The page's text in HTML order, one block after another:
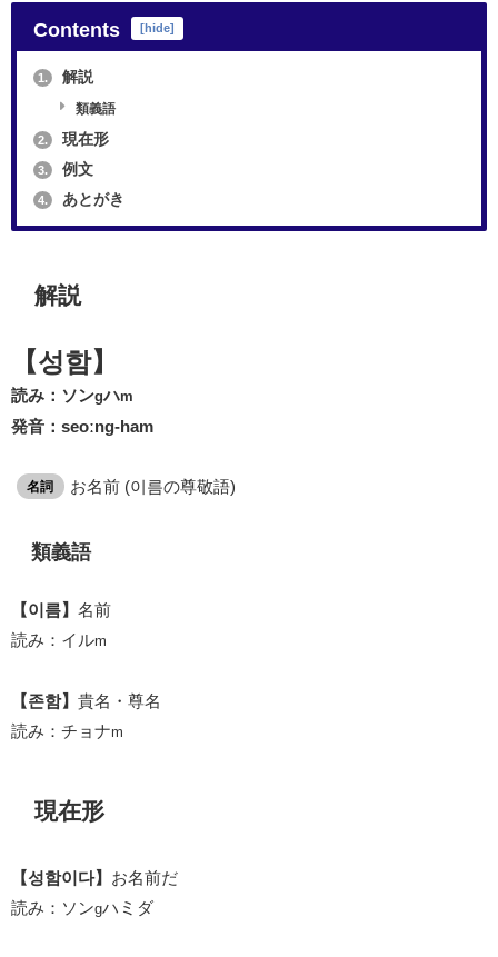
Contents [hide]
1. 解説
類義語
2. 現在形
3. 例文
4. あとがき
解説
【성함】
読み：ソンgハm
発音：seoːng-ham
名詞 お名前 (이름の尊敬語)
類義語
【이름】 名前
読み：イルm
【존함】 貴名・尊名
読み：チョナm
現在形
【성함이다】 お名前だ
読み：ソンgハ ミ ダ